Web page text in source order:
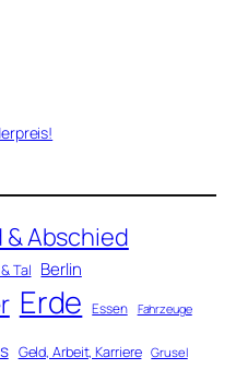
& Abschied
Tal Berlin
Erde Essen Fahrzeuge
Geld, Arbeit, Karriere Grusel